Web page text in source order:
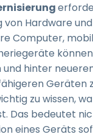
von Hardware
Computer,
und hinter
Geräten
zu wissen,
Das bedeutet
eines Geräts